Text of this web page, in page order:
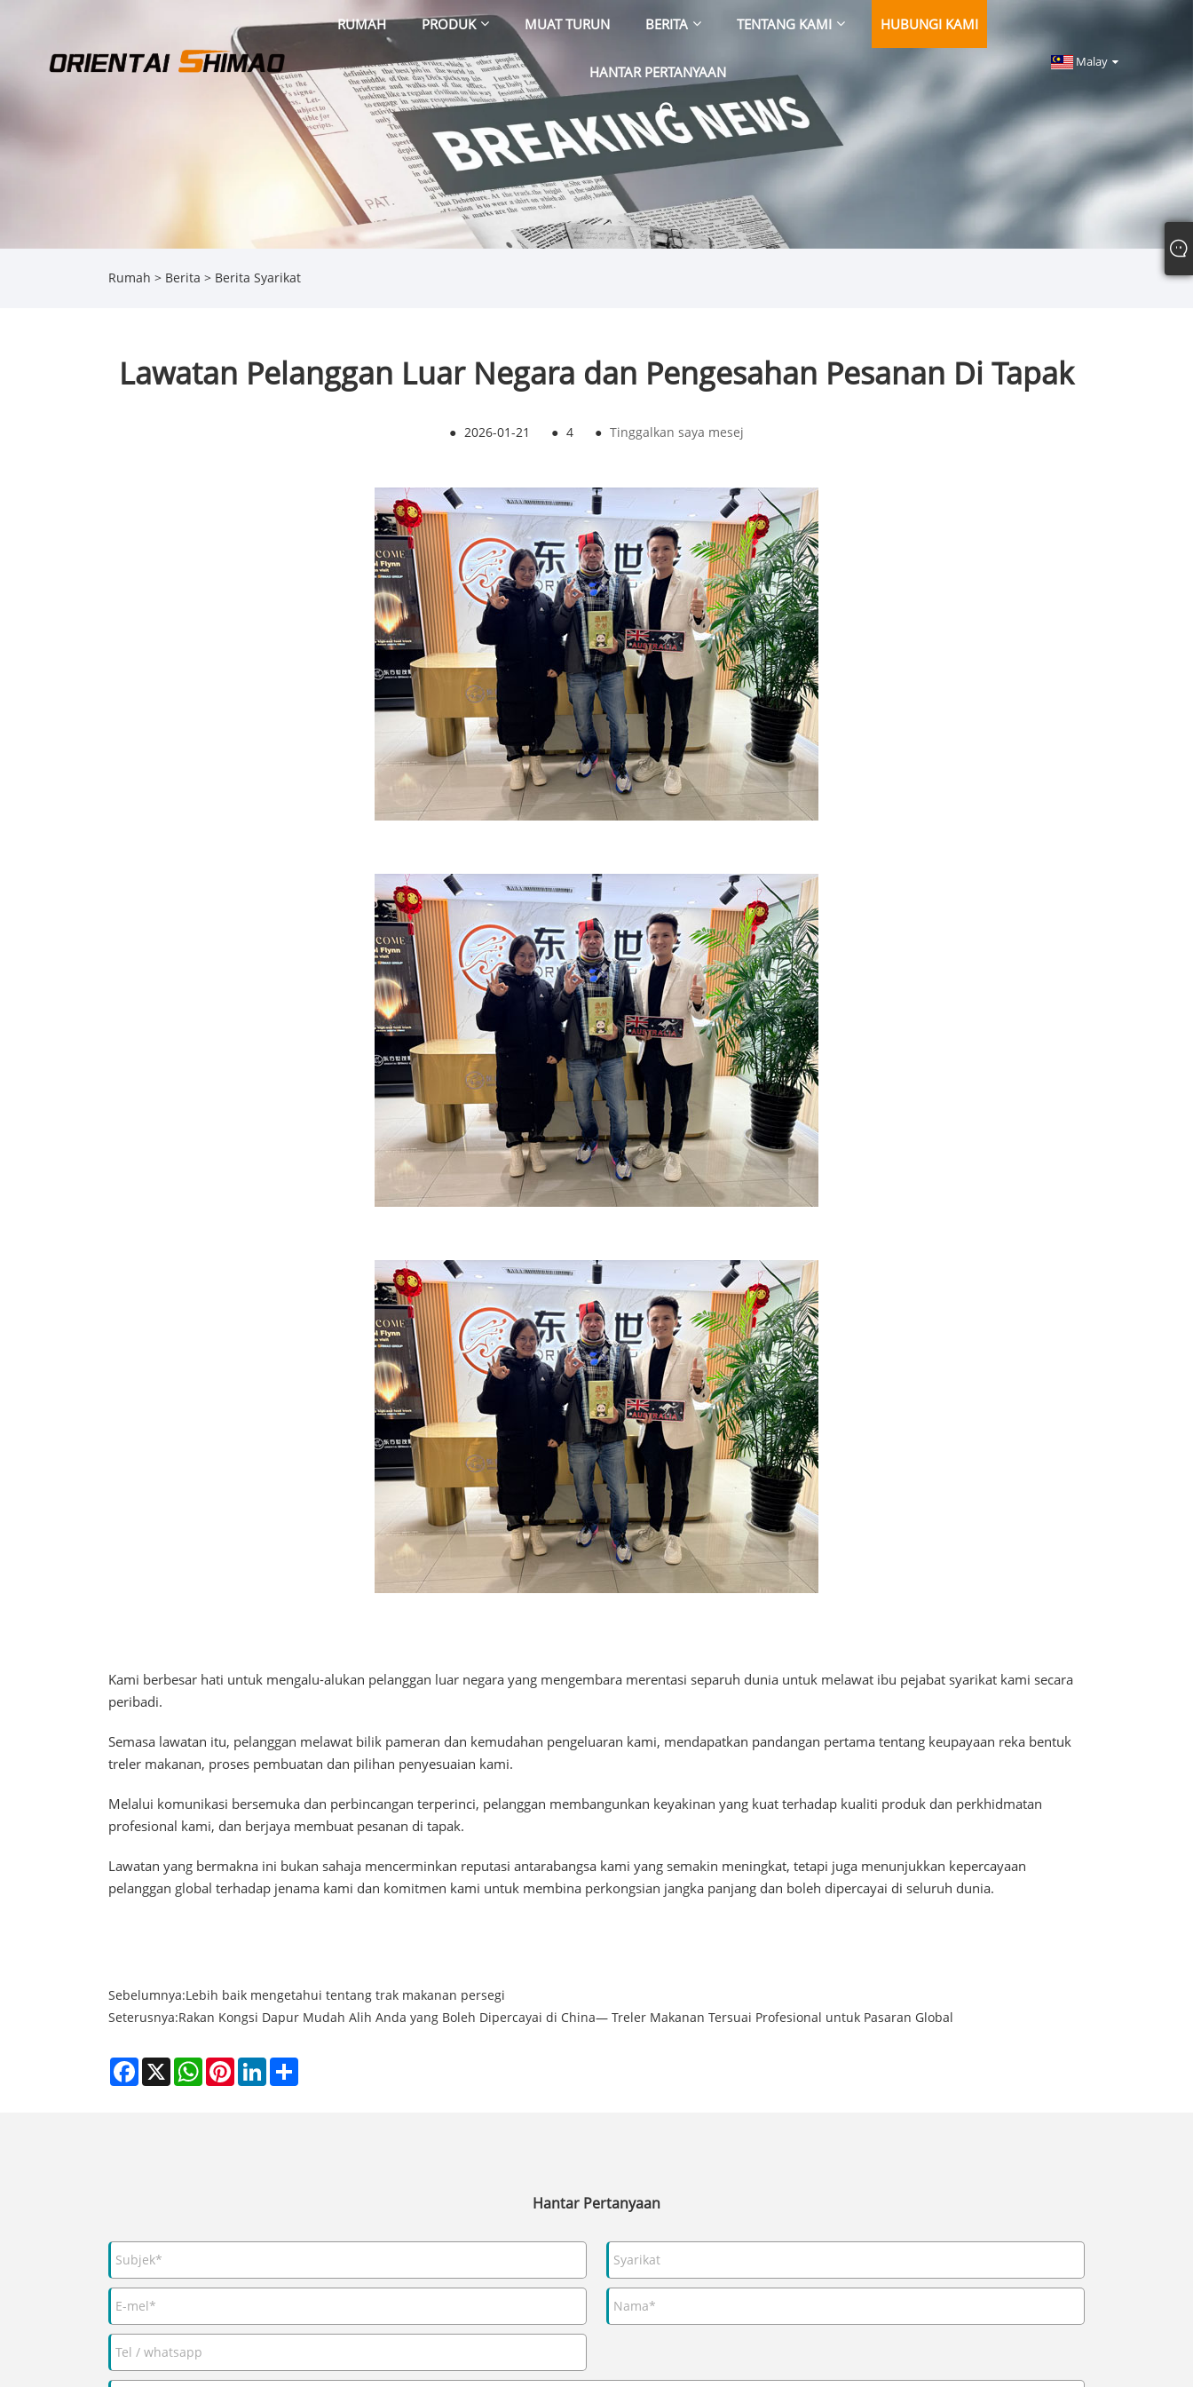
RUMAH PRODUK MUAT TURUN BERITA TENTANG KAMI HUBUNGI KAMI
HANTAR PERTANYAAN
Malay
Rumah > Berita > Berita Syarikat
Lawatan Pelanggan Luar Negara dan Pengesahan Pesanan Di Tapak
● 2026-01-21 ● 4 ● Tinggalkan saya mesej
Kami berbesar hati untuk mengalu-alukan pelanggan luar negara yang mengembara merentasi separuh dunia untuk melawat ibu pejabat syarikat kami secara
peribadi.
Semasa lawatan itu, pelanggan melawat bilik pameran dan kemudahan pengeluaran kami, mendapatkan pandangan pertama tentang keupayaan reka bentuk
treler makanan, proses pembuatan dan pilihan penyesuaian kami.
Melalui komunikasi bersemuka dan perbincangan terperinci, pelanggan membangunkan keyakinan yang kuat terhadap kualiti produk dan perkhidmatan
profesional kami, dan berjaya membuat pesanan di tapak.
Lawatan yang bermakna ini bukan sahaja mencerminkan reputasi antarabangsa kami yang semakin meningkat, tetapi juga menunjukkan kepercayaan
pelanggan global terhadap jenama kami dan komitmen kami untuk membina perkongsian jangka panjang dan boleh dipercayai di seluruh dunia.
Sebelumnya:Lebih baik mengetahui tentang trak makanan persegi
Seterusnya:Rakan Kongsi Dapur Mudah Alih Anda yang Boleh Dipercayai di China— Treler Makanan Tersuai Profesional untuk Pasaran Global
Facebook
X WhatsAppPinterestLinkedIn
Hantar Pertanyaan